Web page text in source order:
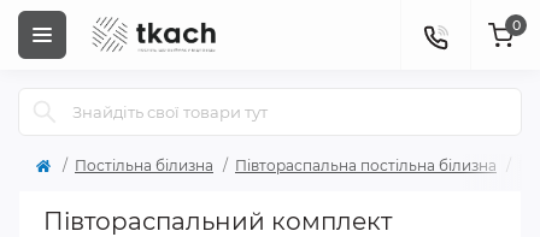
0
Постільна білизна Півтораспальна постільна білизна
Півтораспальний комплект